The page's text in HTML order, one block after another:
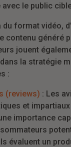
avec le public
du format vidéo,
contenu généré
jouent
la stratégie
:
(reviews) : Les
et
importance
évaluent un